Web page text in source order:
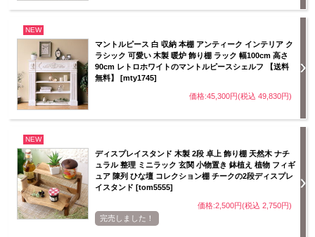
NEW
マントルピース 白 収納 本棚 アンティーク インテリア ク
ラシック 可愛い 木製 暖炉 飾り棚 ラック 幅100cm 高さ
90cm レトロホワイトのマントルピースシェルフ 【送料
無料】 [mty1745]
価格:45,300円(税込 49,830円)
NEW
ディスプレイスタンド 木製 2段 卓上 飾り棚 天然木 ナチ
ュラル 整理 ミニラック 玄関 小物置き 鉢植え 植物 フィギ
ュア 陳列 ひな壇 コレクション棚 チークの2段ディスプレ
イスタンド [tom5555]
価格:2,500円(税込 2,750円)
完売しました！